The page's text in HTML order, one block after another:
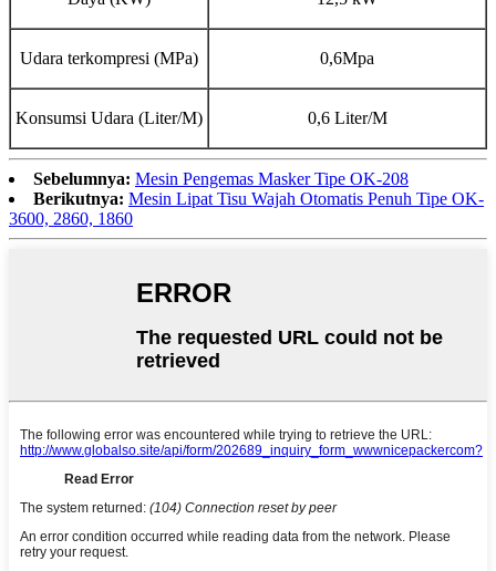
Udara terkompresi (MPa) 0,6Mpa
Konsumsi Udara (Liter/M) 0,6 Liter/M
Sebelumnya: Mesin Pengemas Masker Tipe OK-208
Berikutnya: Mesin Lipat Tisu Wajah Otomatis Penuh Tipe OK-
3600, 2860, 1860